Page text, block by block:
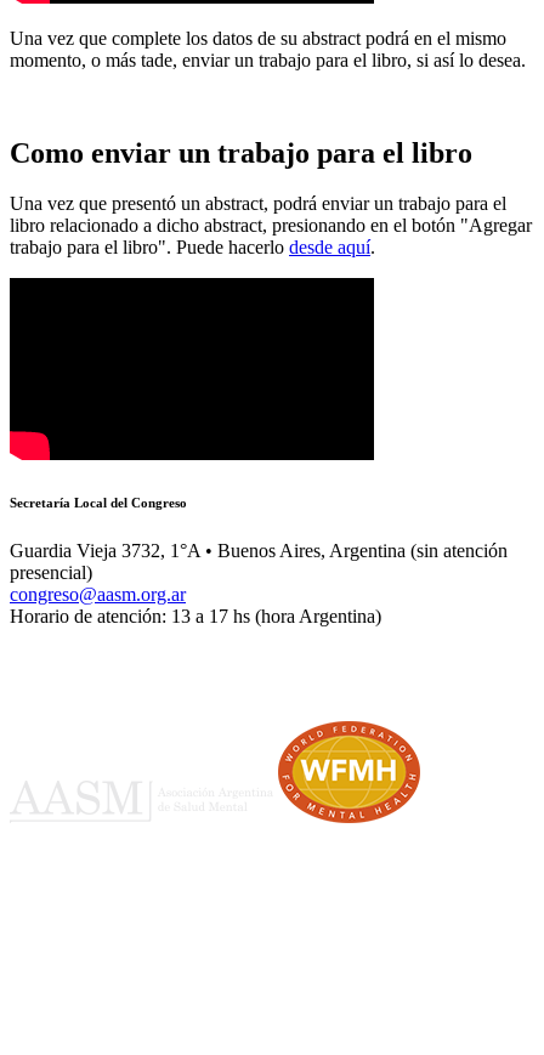
Una vez que complete los datos de su abstract podrá en el mismo
momento, o más tade, enviar un trabajo para el libro, si así lo desea.
Como enviar un trabajo para el libro
Una vez que presentó un abstract, podrá enviar un trabajo para el
libro relacionado a dicho abstract, presionando en el botón "Agregar
trabajo para el libro". Puede hacerlo desde aquí.
Secretaría Local del Congreso
Guardia Vieja 3732, 1°A • Buenos Aires, Argentina (sin atención
presencial)
congreso@aasm.org.ar
Horario de atención: 13 a 17 hs (hora Argentina)